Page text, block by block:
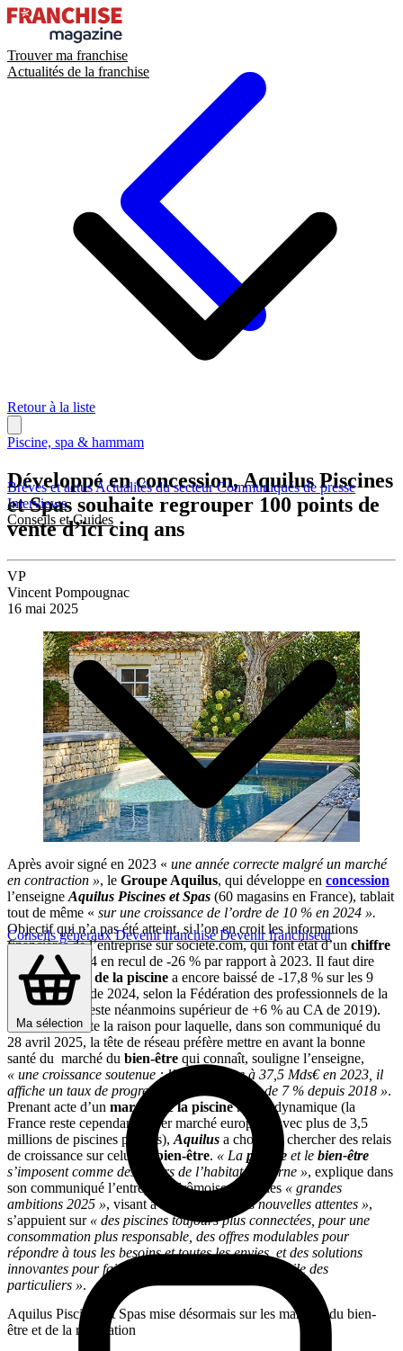
Trouver ma franchise
Actualités de la franchise
Brèves et actusActualités du secteurCommuniqués de presse
Interviews
Conseils et Guides
Conseils générauxDevenir franchiséDevenir franchiseur
Ma sélection
Retour à la liste
Piscine, spa & hammam
Développé en concession, Aquilus Piscines
et Spas souhaite regrouper 100 points de
vente d’ici cinq ans
VP
Vincent Pompougnac
16 mai 2025
Après avoir signé en 2023 « une année correcte malgré un marché
en contraction », le Groupe Aquilus, qui développe en concession
l’enseigneAquilus Piscines et Spas (60 magasins en France), tablait
tout de même « sur une croissance de l’ordre de 10 % en 2024 ».
Objectif qui n’a pas été atteint, si l’on en croit les informations
financières de l’entreprise sur societe.com, qui font état d’un chiffre
d’affaires2024 en recul de -26 % par rapport à 2023. Il faut dire
que lemarché de la piscine a encore baissé de -17,8 % sur les 9
premiers mois de 2024, selon la Fédération des professionnels de la
piscine (mais reste néanmoins supérieur de +6 % au CA de 2019).
C’est sans doute la raison pour laquelle, dans son communiqué du
28 avril 2025, la tête de réseau préfère mettre en avant la bonne
santé du marché du bien-être qui connaît, souligne l’enseigne,
« une croissance soutenue : l’Insee estime à 37,5 Mds€ en 2023, il
affiche un taux de progression annuel moyen de 7 % depuis 2018 ».
Prenant acte d’un marché de la piscinemoins dynamique (la
France reste cependant le 1er marché européen avec plus de 3,5
millions de piscines privées),Aquilus a choisi de chercher des relais
de croissance sur celui du
bien-être. « La piscine et le bien-être
s’imposent comme des piliers de l’habitat moderne », explique dans
son communiqué l’entreprise drômoise. Dont les « grandes
ambitions 2025 », visant à« répondre à ces nouvelles attentes »,
s’appuient sur « des piscines toujours plus connectées, pour une
consommation plus responsable, des offres modulables pour
répondre à tous les besoins et toutes les envies, et des solutions
innovantes pour faire rentrer le bien-être au domicile des
particuliers ».
Aquilus Piscines et Spas mise désormais sur les marchés du bien-
être et de la rénovation